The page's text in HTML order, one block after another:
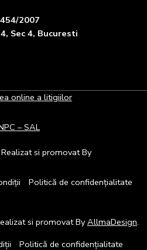
2007
Sec 4, Bucuresti
online a litigiilor
– SAL
si promovat By
Politică de confidențialitate
si promovat ByAllmaDesign.
Politică de confidențialitate